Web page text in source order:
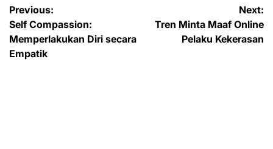
Post
navigation
Previous:
Self Compassion:
Memperlakukan Diri secara
Empatik
Next:
Tren Minta Maaf Online
Pelaku Kekerasan